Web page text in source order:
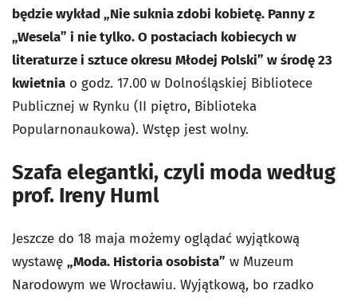
będzie wykład „Nie suknia zdobi kobietę. Panny z
„Wesela” i nie tylko. O postaciach kobiecych w
literaturze i sztuce okresu Młodej Polski” w środę 23
kwietnia o godz. 17.00 w Dolnośląskiej Bibliotece
Publicznej w Rynku (II piętro, Biblioteka
Popularnonaukowa). Wstęp jest wolny.
Szafa elegantki, czyli moda według
prof. Ireny Huml
Jeszcze do 18 maja możemy oglądać wyjątkową
wystawę „Moda. Historia osobista” w Muzeum
Narodowym we Wrocławiu. Wyjątkową, bo rzadko